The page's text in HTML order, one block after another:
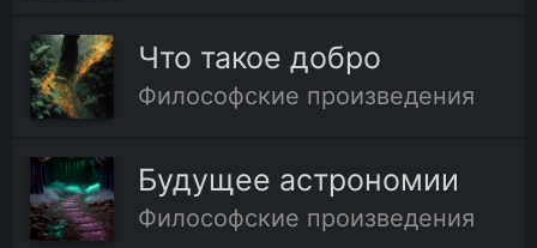
Что такое добро
Философские произведения
Будущее астрономии
Философские произведения